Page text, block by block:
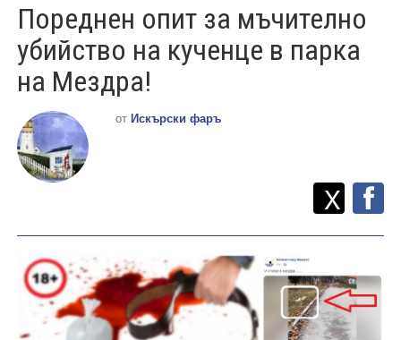
Пореднен опит за мъчително
убийство на кученце в парка
на Мездра!
от Искърски фаръ
Споделете
X